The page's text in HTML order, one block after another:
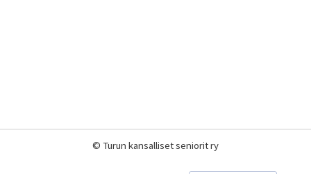
© Turun kansalliset seniorit ry